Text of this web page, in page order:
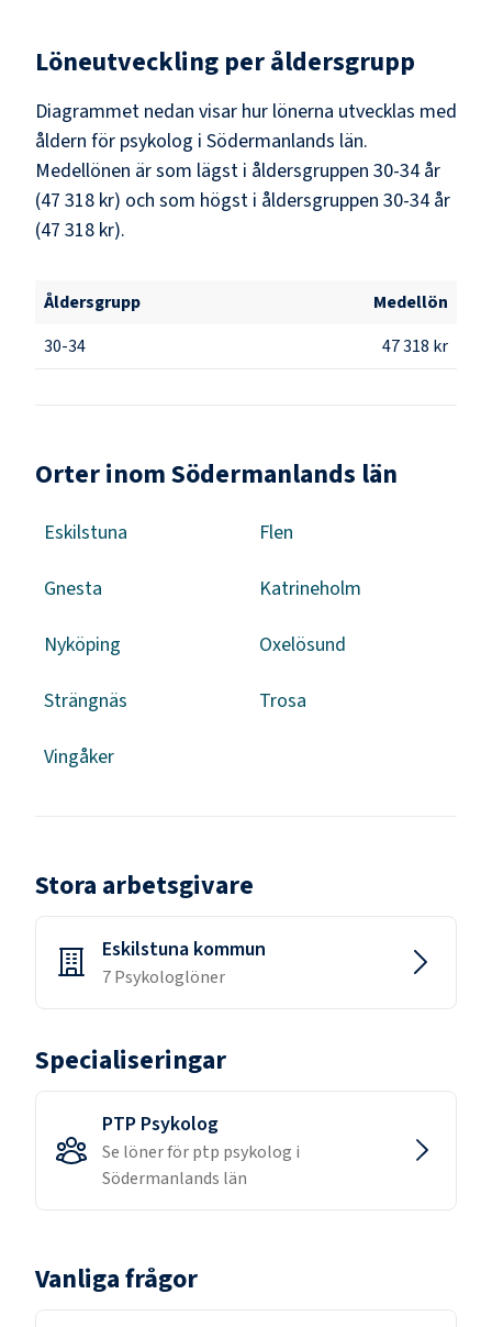
Löneutveckling per åldersgrupp
Diagrammet nedan visar hur lönerna utvecklas med
åldern för psykolog i Södermanlands län.
Medellönen är som lägst i åldersgruppen 30-34 år
(47 318 kr) och som högst i åldersgruppen 30-34 år
(47 318 kr).
Åldersgrupp
Medellön
30-34
47 318 kr
Orter inom Södermanlands län
Eskilstuna Flen
Gnesta Katrineholm
Nyköping Oxelösund
Strängnäs Trosa
Vingåker
Stora arbetsgivare
Eskilstuna kommun
7Psykologlöner
Specialiseringar
PTP Psykolog
Se löner förptp psykolog i
Södermanlands län
Vanliga frågor